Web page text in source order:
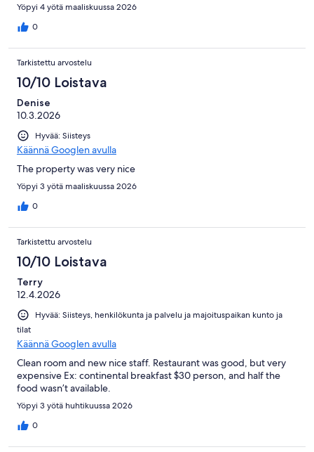
Yöpyi 4 yötä maaliskuussa 2026
0
Tarkistettu arvostelu
10/10 Loistava
Denise
10.3.2026
Hyvää: Siisteys
Käännä Googlen avulla
The property was very nice
Yöpyi 3 yötä maaliskuussa 2026
0
Tarkistettu arvostelu
10/10 Loistava
Terry
12.4.2026
Hyvää: Siisteys, henkilökunta ja palvelu ja majoituspaikan kunto ja
tilat
Käännä Googlen avulla
Clean room and new nice staff. Restaurant was good, but very
expensive Ex: continental breakfast $30 person, and half the
food wasn’t available.
Yöpyi 3 yötä huhtikuussa 2026
0